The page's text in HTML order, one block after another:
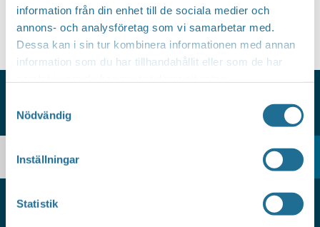
information från din enhet till de sociala medier och
annons- och analysföretag som vi samarbetar med.
Dessa kan i sin tur kombinera informationen med annan
information som du har tillhandahållit eller som de har
Nödvändig
Inställningar
Statistik
HITTAR DU INTE VAD DU SÖKER?